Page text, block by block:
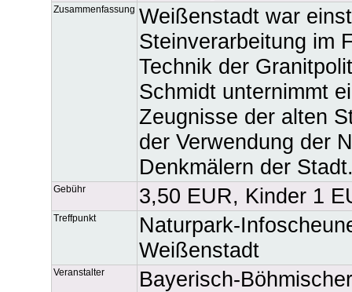
Zusammenfassung Weißenstadt war
Steinverarbeitung im
Technik der
Schmidt unternimmt
Zeugnisse der alten
der Verwendung der
Denkmälern der
Gebühr 3,50 EUR, Kinder 1
Treffpunkt
Naturpark-
Weißenstadt
Veranstalter Bayerisch-